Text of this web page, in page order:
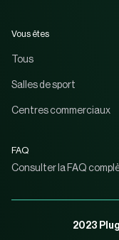
Vous êtes
Tous
Salles de sport
Centres commerciaux
FAQ
Consulter la FAQ
2023